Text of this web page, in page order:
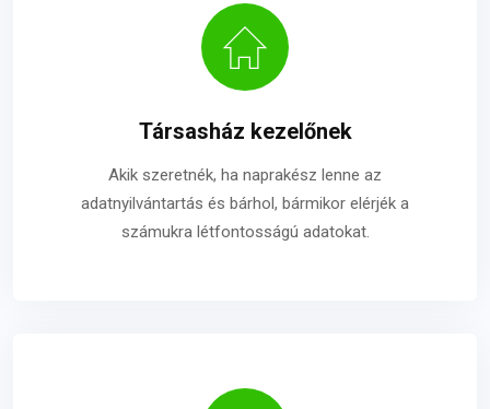
Társasház kezelőnek
Akik szeretnék, ha naprakész lenne az
adatnyilvántartás és bárhol, bármikor elérjék a
számukra létfontosságú adatokat.